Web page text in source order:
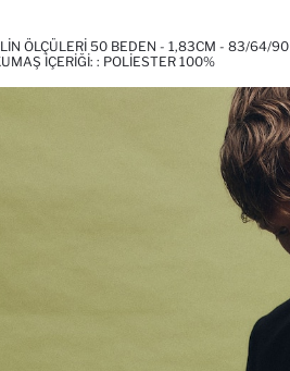
ÖLÇÜLERI 50 BEDEN - 1,83CM - 83/64/90
İÇERIĞI: : POLIESTER 100%